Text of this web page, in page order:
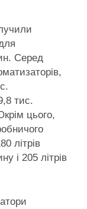
Серед
тис.
цього,
літрів
і 205 літрів